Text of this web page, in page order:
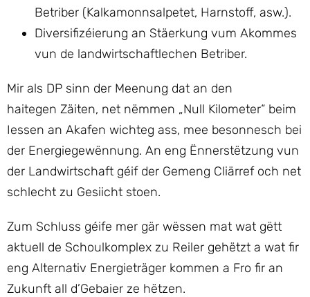
Betriber (Kalkamonnsalpetet, Harnstoff, asw.).
Diversifizéierung an Stäerkung vum Akommes
vun de landwirtschaftlechen Betriber.
Mir als DP sinn der Meenung dat an den
haitegen Zäiten, net nëmmen „Null Kilometer“ beim
Iessen an Akafen wichteg ass, mee besonnesch bei
der Energiegewënnung. An eng Ënnerstëtzung vun
der Landwirtschaft géif der Gemeng Cliärref och net
schlecht zu Gesiicht stoen.
Zum Schluss géife mer gär wëssen mat wat gëtt
aktuell de Schoulkomplex zu Reiler gehëtzt a wat fir
eng Alternativ Energieträger kommen a Fro fir an
Zukunft all d’Gebaier ze hëtzen.